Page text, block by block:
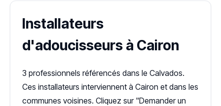
Installateurs
d'adoucisseurs à Cairon
3 professionnels référencés dans le Calvados.
Ces installateurs interviennent à Cairon et dans les
communes voisines. Cliquez sur "Demander un